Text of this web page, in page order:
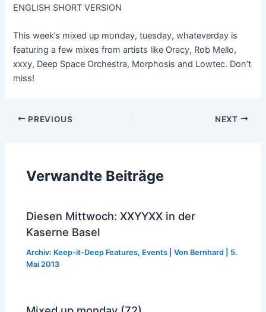
ENGLISH SHORT VERSION
This week’s mixed up monday, tuesday, whateverday is
featuring a few mixes from artists like Oracy, Rob Mello,
xxxy, Deep Space Orchestra, Morphosis and Lowtec. Don’t
miss!
Post
PREVIOUS NEXT
Verwandte Beiträge
Diesen Mittwoch: XXYYXX in der
Kaserne Basel
Archiv: Keep-it-Deep Features, Events | Von Bernhard
5.
Mai 2013